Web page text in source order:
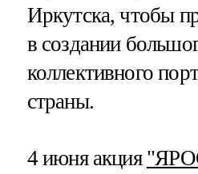
Иркутска, чтобы
в создании
коллективного
страны.
4 июня акция